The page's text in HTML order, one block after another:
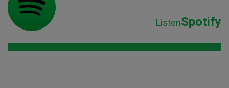
ListenSpotify